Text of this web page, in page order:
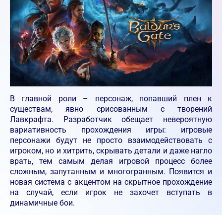
В главной роли – персонаж, попавший плен к
существам, явно срисованным с творений
Лавкрафта. Разработчик обещает невероятную
вариативность прохождения игры: игровые
персонажи будут не просто взаимодействовать с
игроком, но и хитрить, скрывать детали и даже нагло
врать, тем самым делая игровой процесс более
сложным, запутанным и многогранным. Появится и
новая система с акцентом на скрытное прохождение
на случай, если игрок не захочет вступать в
динамичные бои.